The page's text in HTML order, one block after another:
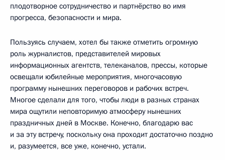
плодотворное сотрудничество и партнёрство во имя
прогресса, безопасности и мира.
Пользуясь случаем, хотел бы также отметить огромную
роль журналистов, представителей мировых
информационных агентств, телеканалов, прессы, которые
освещали юбилейные мероприятия, многочасовую
программу нынешних переговоров и рабочих встреч.
Многое сделали для того, чтобы люди в разных странах
мира ощутили неповторимую атмосферу нынешних
праздничных дней в Москве. Конечно, благодарю вас
и за эту встречу, поскольку она проходит достаточно поздно
и, разумеется, все уже, конечно, устали.